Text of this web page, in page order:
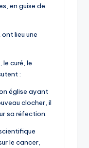
en guise de
lieu une
le curé, le
:
église ayant
clocher, il
sa réfection.
le cancer,